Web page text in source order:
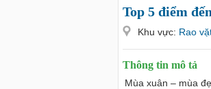
Top 5 điểm
Khu vực: Rao
Thông tin mô tả
Mùa xuân – mùa